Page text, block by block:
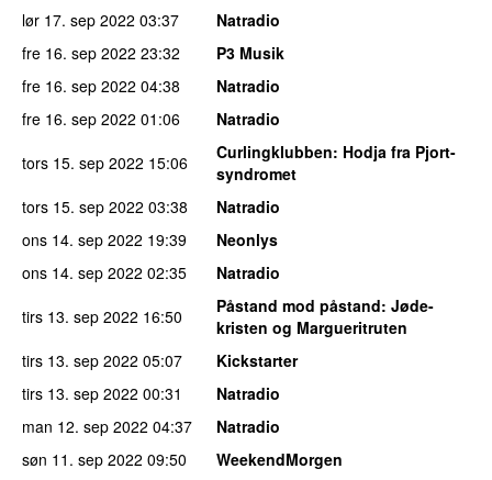
lør 17. sep 2022 03:37
Natradio
fre 16. sep 2022 23:32
P3 Musik
fre 16. sep 2022 04:38
Natradio
fre 16. sep 2022 01:06
Natradio
tors 15. sep 2022 15:06 Curlingklubben: Hodja fra Pjort-
syndromet
tors 15. sep 2022 03:38
Natradio
ons 14. sep 2022 19:39
Neonlys
ons 14. sep 2022 02:35
Natradio
tirs 13. sep 2022 16:50 Påstand mod påstand: Jøde-
kristen og Margueritruten
tirs 13. sep 2022 05:07
Kickstarter
tirs 13. sep 2022 00:31
Natradio
man 12. sep 2022 04:37
Natradio
søn 11. sep 2022 09:50
WeekendMorgen